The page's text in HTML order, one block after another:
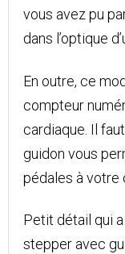
vous avez pu
dans l’optique
En outre, ce
compteur
cardiaque. Il
guidon vous
pédales à votre
Petit détail qui
stepper avec